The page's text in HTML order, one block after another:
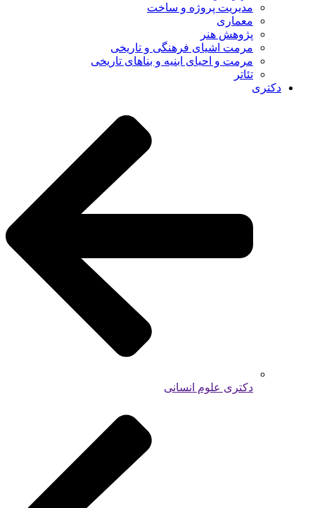
مدیریت پروژه و ساخت
معماری
پژوهش هنر
مرمت اشیای فرهنگی و تاریخی
مرمت و احیای ابنیه و بناهای تاریخی
تئاتر
دکتری
دکتری علوم انسانی